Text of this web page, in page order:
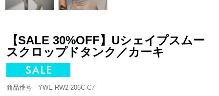
【SALE 30%OFF】Uシェイプスムー
スクロップドタンク／カーキ
商品番号 YWE-RW2-206C-C7